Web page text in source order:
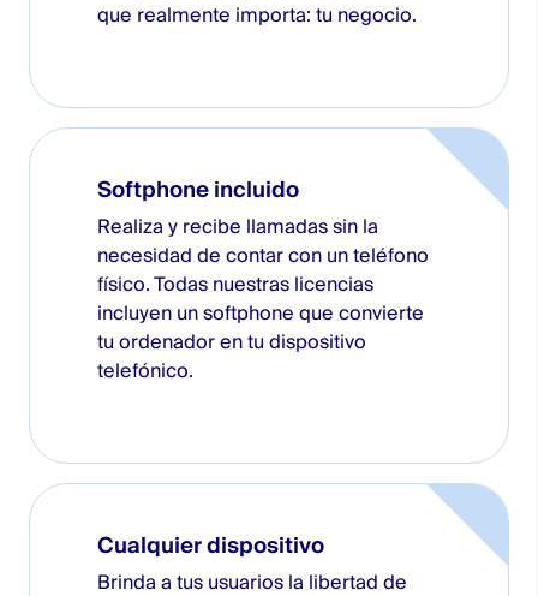
que realmente importa: tu negocio.
Softphone incluido
Realiza y recibe llamadas sin la
necesidad de contar con un teléfono
físico. Todas nuestras licencias
incluyen un softphone que convierte
tu ordenador en tu dispositivo
telefónico.
Cualquier dispositivo
Brinda a tus usuarios la libertad de